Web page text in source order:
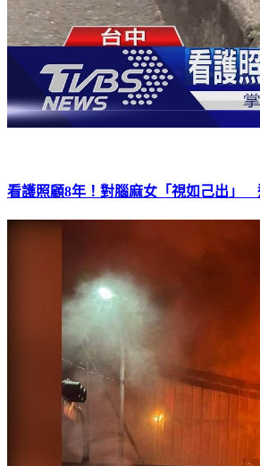
看護照顧8年！對腦麻女「視如己出」